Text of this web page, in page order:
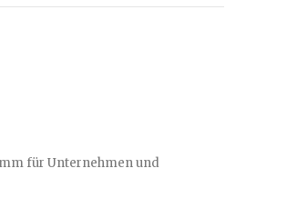
für Unternehmen und